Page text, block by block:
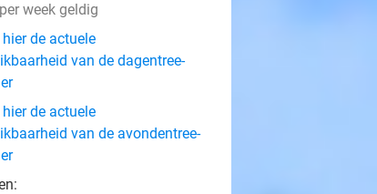
week geldig
de actuele
van de dagentree-
de actuele
van de avondentree-